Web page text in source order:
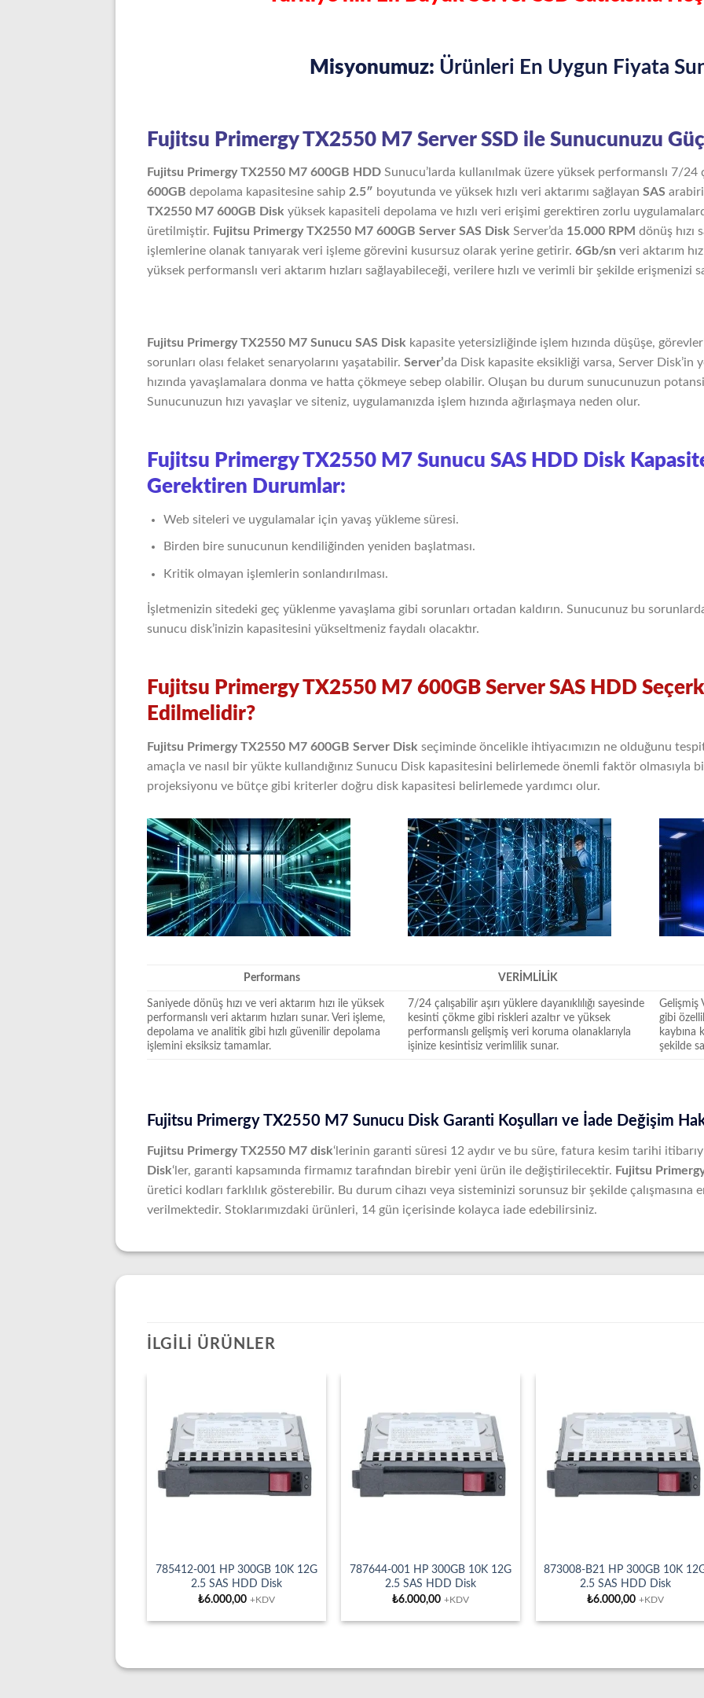
Misyonumuz: Ürünleri En Uygun Fiyata
Fujitsu Primergy TX2550 M7 Server SSD ile Sunucunuzu
Fujitsu Primergy TX2550 M7 600GB HDD Sunucu’larda kullanılmak üzere yüksek performanslı 7/24
600GB depolama kapasitesine sahip 2.5″ boyutunda ve yüksek hızlı veri aktarımı sağlayan SAS
TX2550 M7 600GB Disk yüksek kapasiteli depolama ve hızlı veri erişimi gerektiren zorlu
üretilmiştir. Fujitsu Primergy TX2550 M7 600GB Server SAS Disk Server’da 15.000 RPM dönüş hızı
işlemlerine olanak tanıyarak veri işleme görevini kusursuz olarak yerine getirir. 6Gb/sn veri aktarım
yüksek performanslı veri aktarım hızları sağlayabileceği, verilere hızlı ve verimli bir şekilde erişmenizi
Fujitsu Primergy TX2550 M7 Sunucu SAS Disk kapasite yetersizliğinde işlem hızında düşüşe,
sorunları olası felaket senaryolarını yaşatabilir. Server’da Disk kapasite eksikliği varsa, Server Disk’in
hızında yavaşlamalara donma ve hatta çökmeye sebep olabilir. Oluşan bu durum sunucunuzun
Sunucunuzun hızı yavaşlar ve siteniz, uygulamanızda işlem hızında ağırlaşmaya neden olur.
Fujitsu Primergy TX2550 M7 Sunucu SAS HDD Disk
Gerektiren Durumlar:
Web siteleri ve uygulamalar için yavaş yükleme süresi.
Birden bire sunucunun kendiliğinden yeniden başlatması.
Kritik olmayan işlemlerin sonlandırılması.
İşletmenizin sitedeki geç yüklenme yavaşlama gibi sorunları ortadan kaldırın. Sunucunuz bu
sunucu disk’inizin kapasitesini yükseltmeniz faydalı olacaktır.
Fujitsu Primergy TX2550 M7 600GB Server SAS HDD
Edilmelidir?
Fujitsu Primergy TX2550 M7 600GB Server Disk seçiminde öncelikle ihtiyacımızın ne olduğunu
amaçla ve nasıl bir yükte kullandığınız Sunucu Disk kapasitesini belirlemede önemli faktör olmasıyla
projeksiyonu ve bütçe gibi kriterler doğru disk kapasitesi belirlemede yardımcı olur.
Performans VERİMLİLİK
Saniyede dönüş hızı ve veri aktarım hızı ile yüksek
performanslı veri aktarım hızları sunar. Veri işleme,
depolama ve analitik gibi hızlı güvenilir depolama
işlemini eksiksiz tamamlar.
7/24 çalışabilir aşırı yüklere dayanıklılığı sayesinde
kesinti çökme gibi riskleri azaltır ve yüksek
performanslı gelişmiş veri koruma olanaklarıyla
işinize kesintisiz verimlilik sunar.
Gelişmiş
gibi
kaybına
şekilde
Fujitsu Primergy TX2550 M7 Sunucu Disk Garanti Koşulları ve İade Değişim
Fujitsu Primergy TX2550 M7 disk‘lerinin garanti süresi 12 aydır ve bu süre, fatura kesim tarihi
Disk‘ler, garanti kapsamında firmamız tarafından birebir yeni ürün ile değiştirilecektir. Fujitsu
üretici kodları farklılık gösterebilir. Bu durum cihazı veya sisteminizi sorunsuz bir şekilde
verilmektedir. Stoklarımızdaki ürünleri, 14 gün içerisinde kolayca iade edebilirsiniz.
İLGILI ÜRÜNLER
785412-001 HP 300GB 10K 12G
2.5 SAS HDD Disk
₺6.000,00 +KDV
787644-001 HP 300GB 10K 12G
2.5 SAS HDD Disk
₺6.000,00 +KDV
873008-B21 HP 300GB 10K
2.5 SAS HDD Disk
₺6.000,00 +KDV